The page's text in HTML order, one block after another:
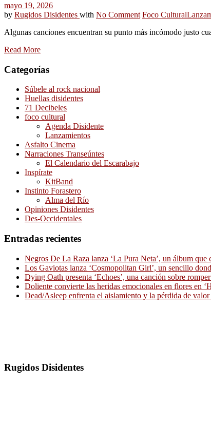
mayo 19, 2026
by Rugidos Disidentes with No Comment Foco Cultural
Algunas canciones encuentran su punto más incómodo justo
Read More
Categorías
Súbele al rock nacional
Huellas disidentes
71 Decibeles
foco cultural
Agenda Disidente
Lanzamientos
Asfalto Cinema
Narraciones Transeúntes
El Calendario del Escarabajo
Inspírate
KitBand
Instinto Forastero
Alma del Río
Opiniones Disidentes
Des-Occidentales
Entradas recientes
Negros De La Raza lanza ‘La Pura Neta’, un álbum
Los Gaviotas lanza ‘Cosmopolitan Girl’, un sencillo
Dying Oath presenta ‘Echoes’, una canción sobre
Doliente convierte las heridas emocionales en flores en
Dead/Asleep enfrenta el aislamiento y la pérdida de valor
Rugidos Disidentes